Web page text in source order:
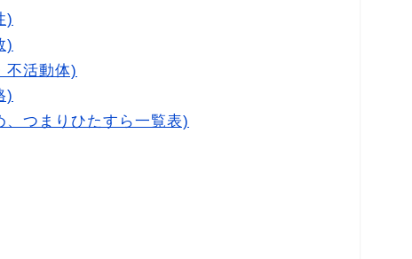
)
)
活動体)
)
つまりひたすら一覧表)